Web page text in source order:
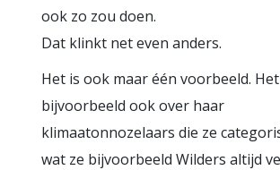
ook zo zou doen.
Dat klinkt net even anders.
Het is ook maar één voorbeeld.
bijvoorbeeld ook over haar
klimaatonnozelaars die ze
wat ze bijvoorbeeld Wilders altijd